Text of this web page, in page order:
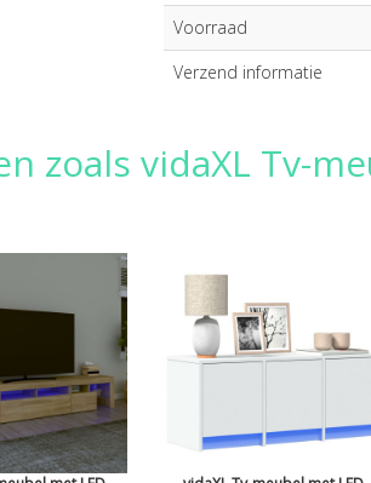
Voorraad
Verzend informatie
vidaXL Tv-